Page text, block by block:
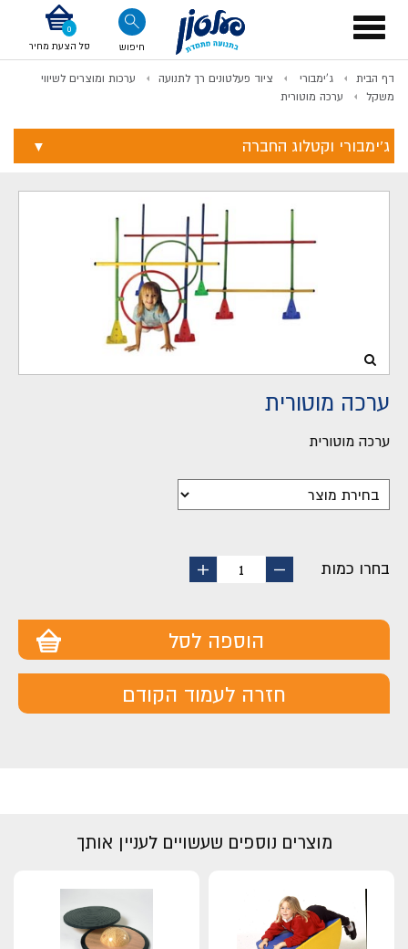
Toggle
navigation
חיפוש סל הצעת מחיר
דף הבית ג'ימבורי ציוד פעלטונים רך לתנועה
ערכות ומוצרים לשיווי
משקל
ערכה מוטורית
ג'ימבורי וקטלוג החברה
ערכה מוטורית
ערכה מוטורית
בחרו כמות
החסר
1
הוסף
הוספה לסל
חזרה לעמוד הקודם
מוצרים נוספים שעשויים לעניין אותך